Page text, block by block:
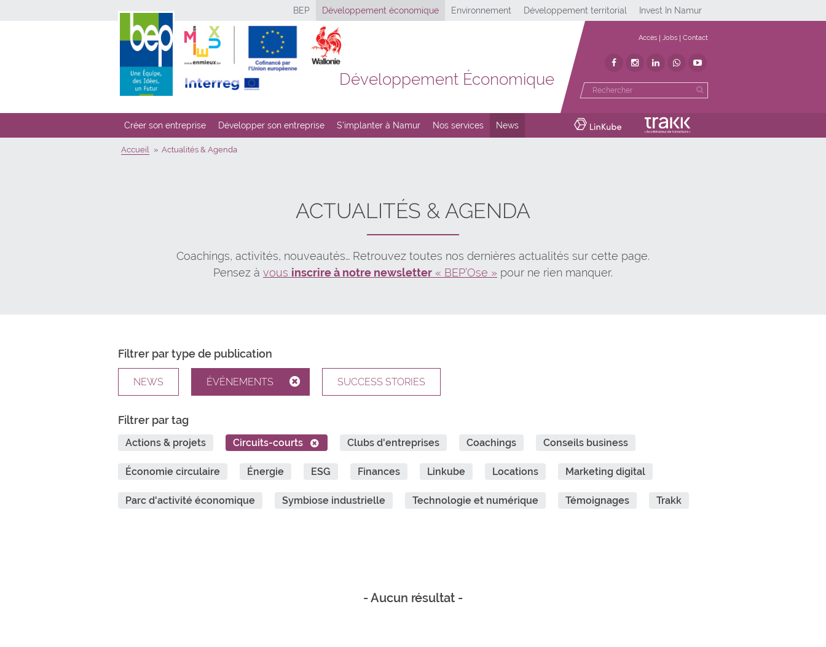
BEP Développement économique Environnement Développement territorial Invest In Namur
Développement Économique
Accès Jobs Contact
Créer son entreprise Développer son entreprise S’implanter à Namur Nos services News
Accueil Actualités & Agenda
ACTUALITÉS & AGENDA
Coachings, activités, nouveautés… Retrouvez toutes nos dernières actualités sur cette page.
Pensez à vous inscrire à notre newsletter « BEP’Ose » pour ne rien manquer.
Filtrer par type de publication
NEWS ÉVÉNEMENTS SUCCESS STORIES
Filtrer par tag
Actions & projets Circuits-courts Clubs d'entreprises Coachings Conseils business
Économie circulaire Énergie ESG Finances Linkube Locations Marketing digital
Parc d'activité économique Symbiose industrielle Technologie et numérique Témoignages Trakk
- Aucun résultat -